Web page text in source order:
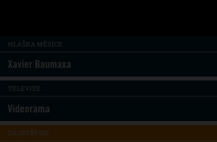
HLÁŠKA MĚSÍCE
Xavier Baumaxa
TELEVIZE
Videorama
ZAOSTŘENO